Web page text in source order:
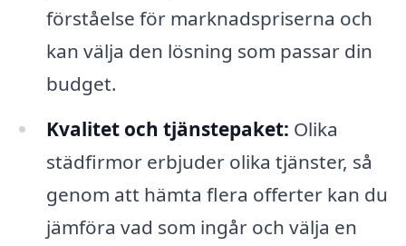
förståelse för marknadspriserna och
kan välja den lösning som passar din
budget.
Kvalitet och tjänstepaket: Olika
städfirmor erbjuder olika tjänster, så
genom att hämta flera offerter kan du
jämföra vad som ingår och välja en